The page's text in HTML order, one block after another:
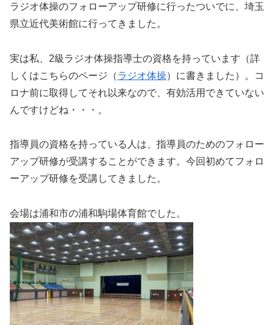
ラジオ体操のフォローアップ研修に行ったついでに、埼玉
県立近代美術館に行ってきました。
実は私、2級ラジオ体操指導士の資格を持っています（詳
しくはこちらのページ（ラジオ体操）に書きました）。コ
ロナ前に取得してそれ以来なので、有効活用できていない
んですけどね・・・。
指導員の資格を持っている人は、指導員のためのフォロー
アップ研修が受講することができます。今回初めてフォロ
ーアップ研修を受講してきました。
会場は浦和市の浦和駒場体育館でした。